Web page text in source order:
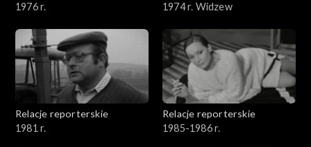
1976 r.
1974 r. Widzew
Relacje reporterskie
1981 r.
Relacje reporterskie
1985-1986 r.